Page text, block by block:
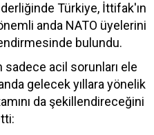
Türkiye, İttifak'ın
anda NATO üyelerini
bulundu.
sadece acil sorunları ele
gelecek yıllara yönelik
da şekillendireceğini